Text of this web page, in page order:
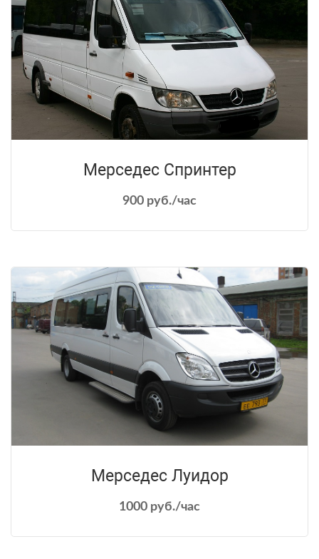
Мерседес Спринтер
900 руб./час
Мерседес Луидор
1000 руб./час